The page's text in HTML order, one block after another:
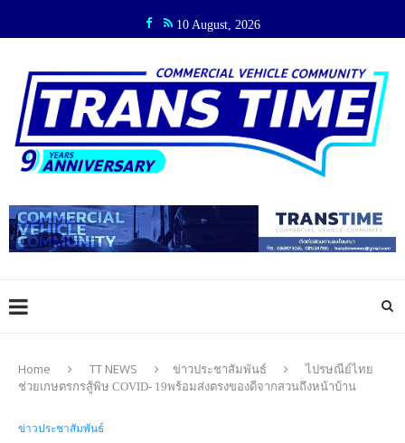
10 August, 2026
Home TT NEWS ข่าวประชาสัมพันธ์
ไปรษณีย์ไทย
ช่วยเกษตรกรสู้พิษ COVID- 19พร้อมส่งตรงของดีจากสวนถึงหน้าบ้าน
ข่าวประชาสัมพันธ์